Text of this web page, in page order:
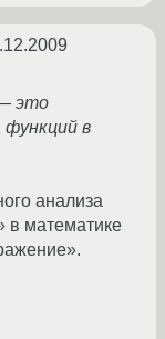
это
в
анализа
в математике